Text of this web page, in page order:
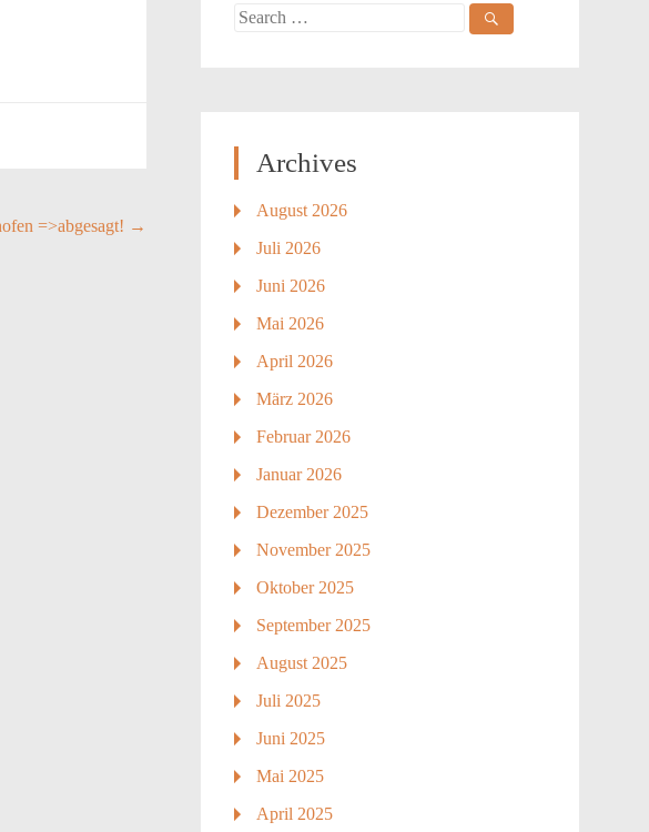
=>abgesagt! →
Search
Archives
August 2026
Juli 2026
Juni 2026
Mai 2026
April 2026
März 2026
Februar 2026
Januar 2026
Dezember 2025
November 2025
Oktober 2025
September 2025
August 2025
Juli 2025
Juni 2025
Mai 2025
April 2025